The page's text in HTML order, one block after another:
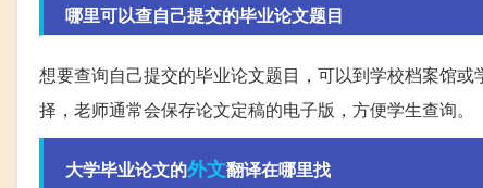
哪里可以查自己提交的毕业论文题目
想要查询自己提交的毕业论文题目，可以到学校档案馆
择，老师通常会保存论文定稿的电子版，方便学生查询。
大学毕业论文的外文翻译在哪里找